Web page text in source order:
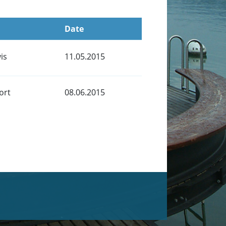
Date
11.05.2015
08.06.2015